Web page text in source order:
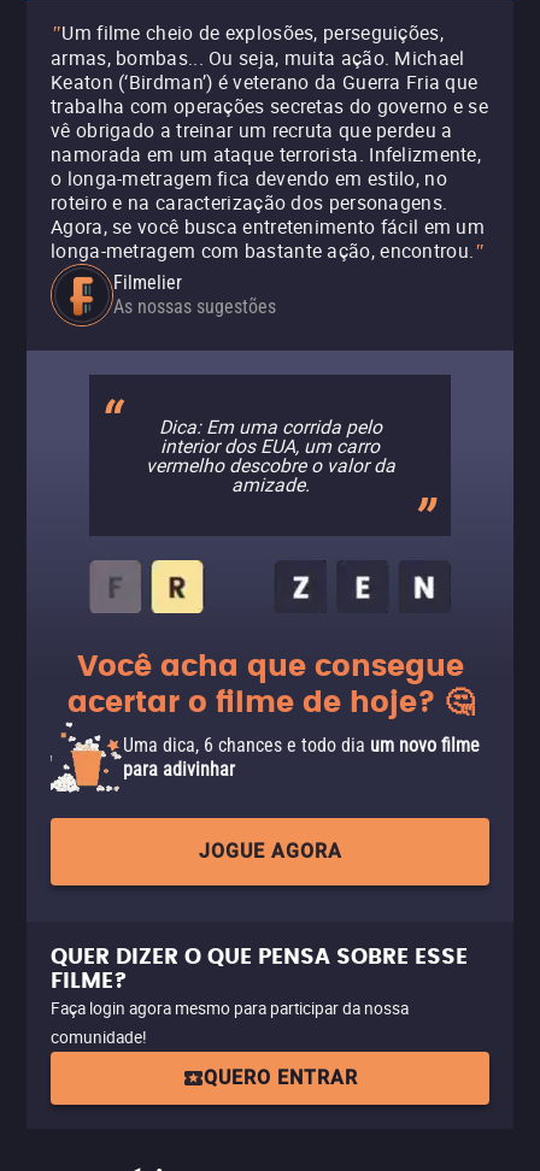
"Um filme cheio de explosões, perseguições,
armas, bombas... Ou seja, muita ação. Michael
Keaton (‘Birdman’) é veterano da Guerra Fria que
trabalha com operações secretas do governo e se
vê obrigado a treinar um recruta que perdeu a
namorada em um ataque terrorista. Infelizmente,
o longa-metragem fica devendo em estilo, no
roteiro e na caracterização dos personagens.
Agora, se você busca entretenimento fácil em um
longa-metragem com bastante ação, encontrou."
Filmelier
As nossas sugestões
Dica: Em uma corrida pelo
interior dos EUA, um carro
vermelho descobre o valor da
amizade.
Você acha que consegue
acertar o filme de hoje? 🤔
Uma dica, 6 chances e todo dia um novo filme
para adivinhar
JOGUE AGORA
QUER DIZER O QUE PENSA SOBRE ESSE
FILME?
Faça login agora mesmo para participar da nossa
comunidade!
QUERO ENTRAR